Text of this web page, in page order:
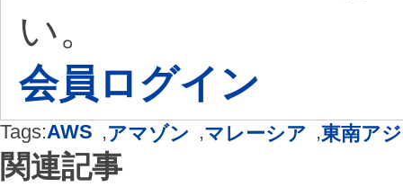
い。
会員ログイン
Tags:AWS ,アマゾン ,マレーシア ,東南ア
関連記事